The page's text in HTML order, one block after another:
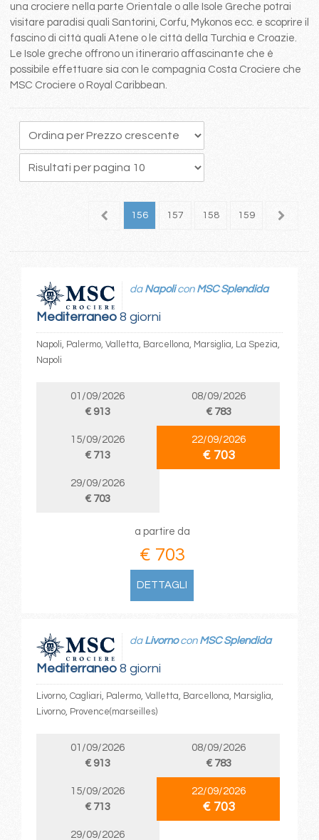
una crociere nella parte Orientale o alle Isole Greche potrai
visitare paradisi quali Santorini, Corfu, Mykonos ecc. e scoprire il
fascino di città quali Atene o le città della Turchia e Croazie.
Le Isole greche offrono un itinerario affascinante che è
possibile effettuare sia con le compagnia Costa Crociere che
MSC Crociere o Royal Caribbean.
155 156 157 158 159 160
Mediterraneo8 giorni
da Napolicon MSC Splendida
Napoli, Palermo, Valletta, Barcellona, Marsiglia, La Spezia,
Napoli
01/09/2026
€ 913
08/09/2026
€ 783
15/09/2026
€ 713
22/09/2026
€ 703
29/09/2026
€ 703
a partire da
€ 703
DETTAGLI
Mediterraneo8 giorni
da Livornocon MSC Splendida
Livorno, Cagliari, Palermo, Valletta, Barcellona, Marsiglia,
Livorno, Provence(marseilles)
01/09/2026
€ 913
08/09/2026
€ 783
15/09/2026
€ 713
22/09/2026
€ 703
29/09/2026